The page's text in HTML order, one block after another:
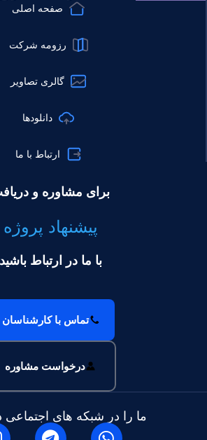
صفحه اصلی
رزومه شرکت
گالری تصاویر
دانلودها
ارتباط با ما
برای مشاوره و
پیشنهاد پروژه
با ما در ارتباط باشید
تماس با کارشناسان
درخواست مشاوره
ما را در شبکه های اجتماعی